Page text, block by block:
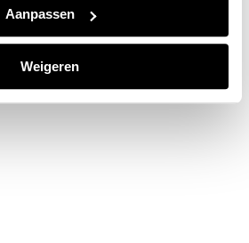
Aanpassen
Weigeren